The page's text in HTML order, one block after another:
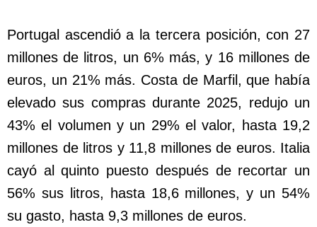
Portugal ascendió a la tercera posición, con 27
millones de litros, un 6% más, y 16 millones de
euros, un 21% más. Costa de Marfil, que había
elevado sus compras durante 2025, redujo un
43% el volumen y un 29% el valor, hasta 19,2
millones de litros y 11,8 millones de euros. Italia
cayó al quinto puesto después de recortar un
56% sus litros, hasta 18,6 millones, y un 54%
su gasto, hasta 9,3 millones de euros.